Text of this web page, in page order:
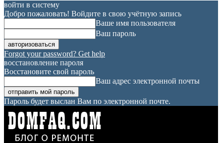
войти в систему
Добро пожаловать! Войдите в свою учётную запись
Ваше имя пользователя
Ваш пароль
Forgot your password? Get help
восстановление пароля
Восстановите свой пароль
Ваш адрес электронной почты
Пароль будет выслан Вам по электронной почте.